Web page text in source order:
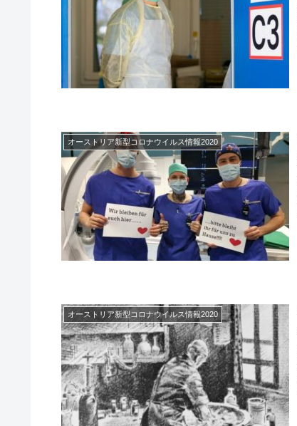
オーストリア新型コロナウイルス情報2020
オーストリア新型コロナウイルス情報2020